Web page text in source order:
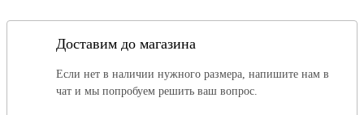
Доставим до магазина
Если нет в наличии нужного размера, напишите нам в
чат и мы попробуем решить ваш вопрос.